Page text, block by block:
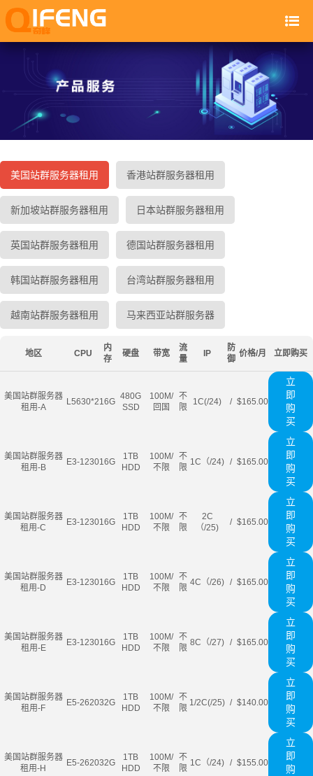
美国站群服务器租用 香港站群服务器租用
新加坡站群服务器租用 日本站群服务器租用
英国站群服务器租用 德国站群服务器租用
韩国站群服务器租用 台湾站群服务器租用
越南站群服务器租用 马来西亚站群服务器
地区 CPU
内
存
硬盘 带宽
流
量
IP
防
御
价格/月 立即购买
美国站群服务器
租用-A
L5630*216G
480G
SSD
100M/
回国
不
限
1C(/24) / $165.00
立
即
购
买
美国站群服务器
租用-B
E3-123016G
1TB
HDD
100M/
不限
不
限
1C（/24) / $165.00
立
即
购
买
美国站群服务器
租用-C
E3-123016G
1TB
HDD
100M/
不限
不
限
2C
（/25)
/ $165.00
立
即
购
买
美国站群服务器
租用-D
E3-123016G
1TB
HDD
100M/
不限
不
限
4C（/26) / $165.00
立
即
购
买
美国站群服务器
租用-E
E3-123016G
1TB
HDD
100M/
不限
不
限
8C（/27) / $165.00
立
即
购
买
美国站群服务器
租用-F
E5-262032G
1TB
HDD
100M/
不限
不
限
1/2C(/25) / $140.00
立
即
购
买
美国站群服务器
租用-H
E5-262032G
1TB
HDD
100M/
不限
不
限
1C（/24) / $155.00
立
即
购